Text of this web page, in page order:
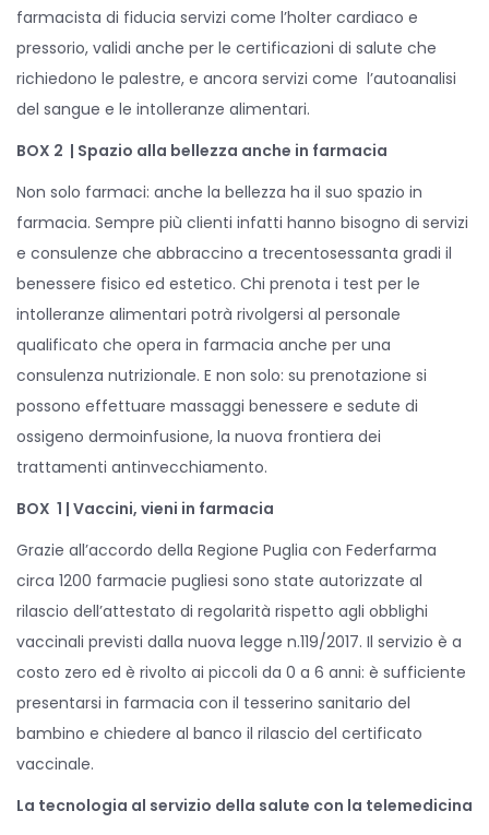
farmacista di fiducia servizi come l’holter cardiaco e
pressorio, validi anche per le certificazioni di salute che
richiedono le palestre, e ancora servizi come l’autoanalisi
del sangue e le intolleranze alimentari.
BOX 2 | Spazio alla bellezza anche in farmacia
Non solo farmaci: anche la bellezza ha il suo spazio in
farmacia. Sempre più clienti infatti hanno bisogno di servizi
e consulenze che abbraccino a trecentosessanta gradi il
benessere fisico ed estetico. Chi prenota i test per le
intolleranze alimentari potrà rivolgersi al personale
qualificato che opera in farmacia anche per una
consulenza nutrizionale. E non solo: su prenotazione si
possono effettuare massaggi benessere e sedute di
ossigeno dermoinfusione, la nuova frontiera dei
trattamenti antinvecchiamento.
BOX 1 | Vaccini, vieni in farmacia
Grazie all’accordo della Regione Puglia con Federfarma
circa 1200 farmacie pugliesi sono state autorizzate al
rilascio dell’attestato di regolarità rispetto agli obblighi
vaccinali previsti dalla nuova legge n.119/2017. Il servizio è a
costo zero ed è rivolto ai piccoli da 0 a 6 anni: è sufficiente
presentarsi in farmacia con il tesserino sanitario del
bambino e chiedere al banco il rilascio del certificato
vaccinale.
La tecnologia al servizio della salute con la telemedicina